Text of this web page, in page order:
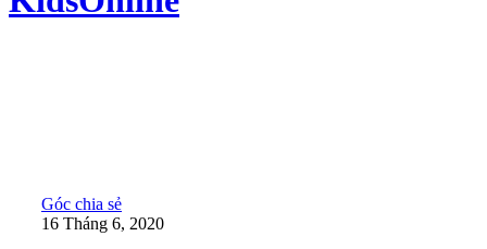
Góc chia sẻ
16 Tháng 6, 2020